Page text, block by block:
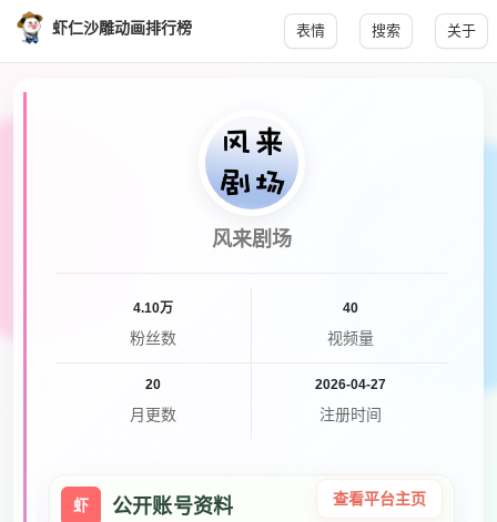
虾仁沙雕动画排行榜 表情 搜索 关于
风来剧场
4.10万
粉丝数
40
视频量
20
月更数
2026-04-27
注册时间
虾 公开账号资料 查看平台主页